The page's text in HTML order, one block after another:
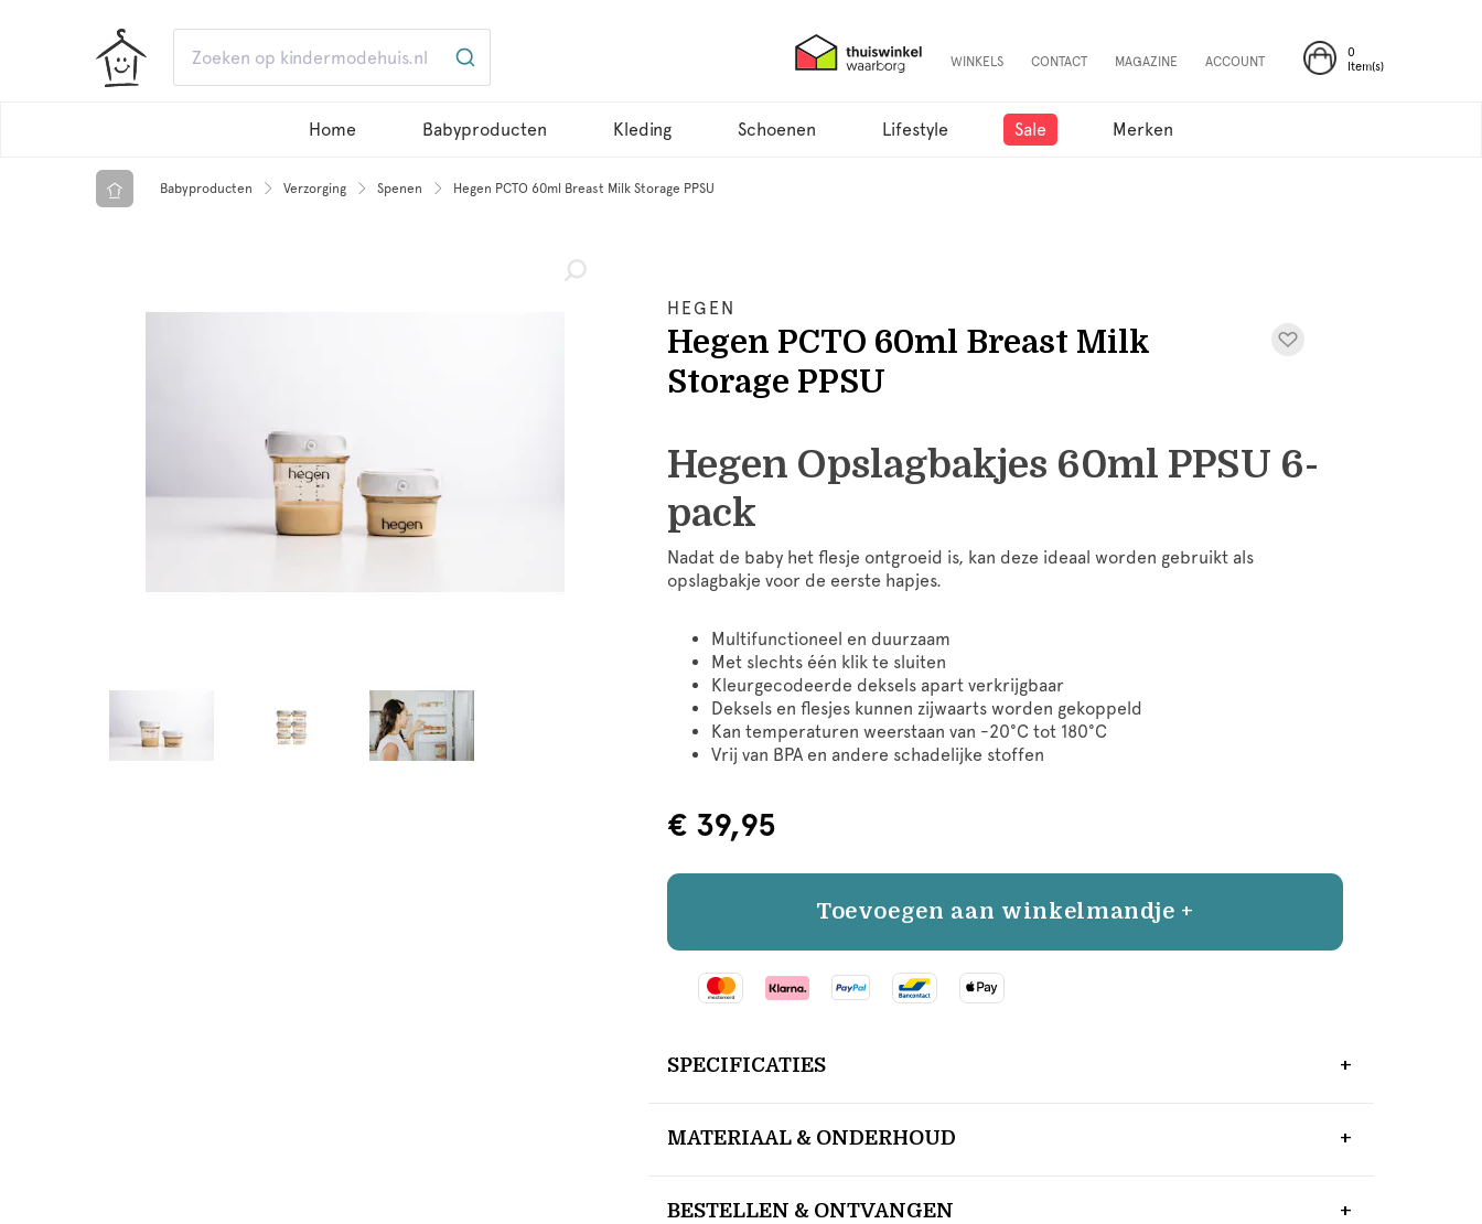
0
Item(s)
WINKELS CONTACT MAGAZINE ACCOUNT
Home Babyproducten Kleding Schoenen Lifestyle Sale Merken
Babyproducten Verzorging Spenen Hegen PCTO 60ml Breast Milk Storage PPSU
HEGEN
Hegen PCTO 60ml Breast Milk
Storage PPSU
Hegen Opslagbakjes 60ml PPSU 6-
pack
Nadat de baby het flesje ontgroeid is, kan deze ideaal worden gebruikt als
opslagbakje voor de eerste hapjes.
Multifunctioneel en duurzaam
Met slechts één klik te sluiten
Kleurgecodeerde deksels apart verkrijgbaar
Deksels en flesjes kunnen zijwaarts worden gekoppeld
Kan temperaturen weerstaan van -20°C tot 180°C
Vrij van BPA en andere schadelijke stoffen
€ 39,95
Toevoegen aan winkelmandje +
SPECIFICATIES
MATERIAAL & ONDERHOUD
BESTELLEN & ONTVANGEN